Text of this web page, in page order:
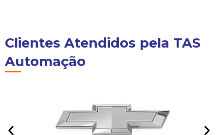
Clientes Atendidos pela TAS
Automação